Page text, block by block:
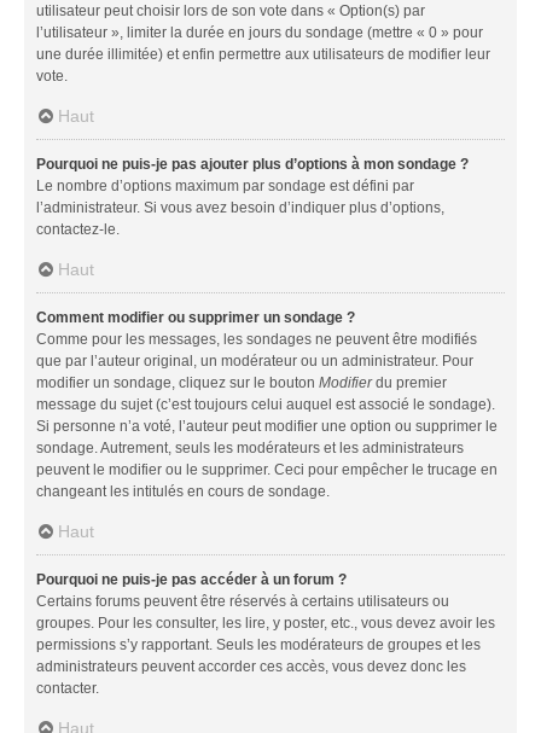
utilisateur peut choisir lors de son vote dans « Option(s) par
l’utilisateur », limiter la durée en jours du sondage (mettre « 0 » pour
une durée illimitée) et enfin permettre aux utilisateurs de modifier leur
vote.
Haut
Pourquoi ne puis-je pas ajouter plus d’options à mon sondage ?
Le nombre d’options maximum par sondage est défini par
l’administrateur. Si vous avez besoin d’indiquer plus d’options,
contactez-le.
Haut
Comment modifier ou supprimer un sondage ?
Comme pour les messages, les sondages ne peuvent être modifiés
que par l’auteur original, un modérateur ou un administrateur. Pour
modifier un sondage, cliquez sur le bouton Modifierdu premier
message du sujet (c’est toujours celui auquel est associé le sondage).
Si personne n’a voté, l’auteur peut modifier une option ou supprimer le
sondage. Autrement, seuls les modérateurs et les administrateurs
peuvent le modifier ou le supprimer. Ceci pour empêcher le trucage en
changeant les intitulés en cours de sondage.
Haut
Pourquoi ne puis-je pas accéder à un forum ?
Certains forums peuvent être réservés à certains utilisateurs ou
groupes. Pour les consulter, les lire, y poster, etc., vous devez avoir les
permissions s’y rapportant. Seuls les modérateurs de groupes et les
administrateurs peuvent accorder ces accès, vous devez donc les
contacter.
Haut